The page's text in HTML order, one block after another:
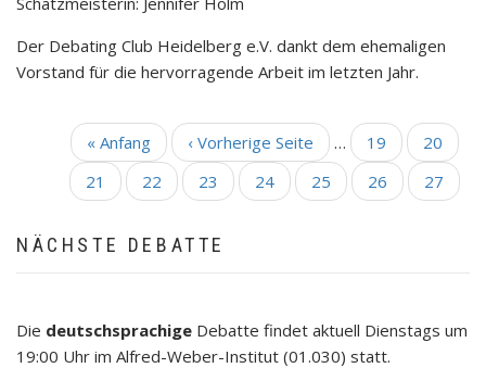
Der Debating Club Heidelberg e.V. dankt dem ehemaligen
Vorstand für die hervorragende Arbeit im letzten Jahr.
SEITENNUMMERIERUNG
Erste
Seite
« Anfang
Vorherige
Seite
‹ Vorherige Seite … Seite
19 Seite
20
Seite
21 Seite
22 Seite
23 Seite
24 Seite
25 Seite
26
Aktuelle
Seite
27
NÄCHSTE DEBATTE
Die deutschsprachige Debatte findet aktuell Dienstags um
19:00 Uhr im Alfred-Weber-Institut (01.030) statt.